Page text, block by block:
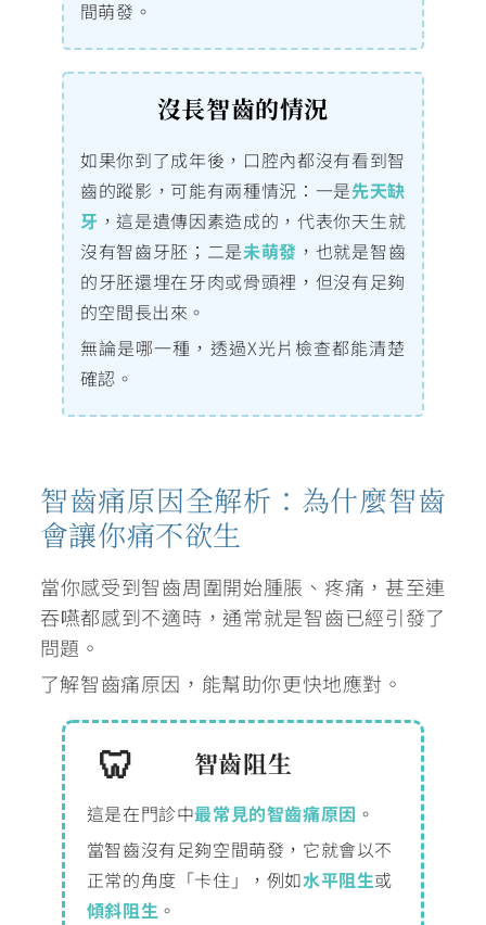
間萌發。
沒長智齒的情況
如果你到了成年後，口腔內都沒有看到智
齒的蹤影，可能有兩種情況：一是先天缺
牙 ，這是遺傳因素造成的，代表你天生就
沒有智齒牙胚；二是未萌發 ，也就是智齒
的牙胚還埋在牙肉或骨頭裡，但沒有足夠
的空間長出來。
無論是哪一種，透過X光片檢查都能清楚
確認。
智齒痛原因全解析：為什麼智齒
會讓你痛不欲生
當你感受到智齒周圍開始腫脹、疼痛，甚至連
吞嚥都感到不適時，通常就是智齒已經引發了
問題。
了解智齒痛原因，能幫助你更快地應對。
智齒阻生
這是在門診中最常見的智齒痛原因 。
當智齒沒有足夠空間萌發，它就會以不
正常的角度「卡住」，例如水平阻生或
傾斜阻生 。